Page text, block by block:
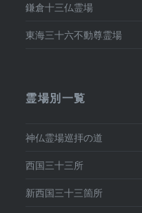
鎌倉十三仏霊場
東海三十六不動尊霊場
霊場別一覧
神仏霊場巡拝の道
西国三十三所
新西国三十三箇所